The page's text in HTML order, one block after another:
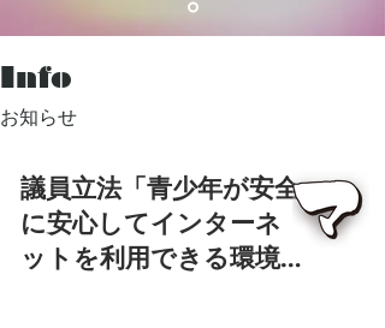
Info
​お知らせ
議員立法「青少年が安全
に安心してインターネ
ットを利用できる環境